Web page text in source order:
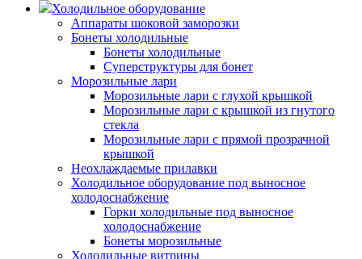
Холодильное оборудование
Аппараты шоковой заморозки
Бонеты холодильные
Бонеты холодильные
Суперструктуры для бонет
Морозильные лари
Морозильные лари с глухой крышкой
Морозильные лари с крышкой из гнутого
стекла
Морозильные лари с прямой прозрачной
крышкой
Неохлаждаемые прилавки
Холодильное оборудование под выносное
холодоснабжение
Горки холодильные под выносное
холодоснабжение
Бонеты морозильные
Холодильные витрины